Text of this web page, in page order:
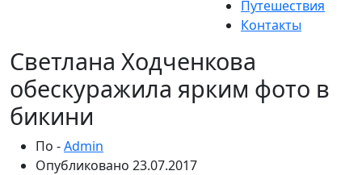
Путешествия
Контакты
Светлана Ходченкова
обескуражила ярким фото в
бикини
По -Admin
Опубликовано 23.07.2017